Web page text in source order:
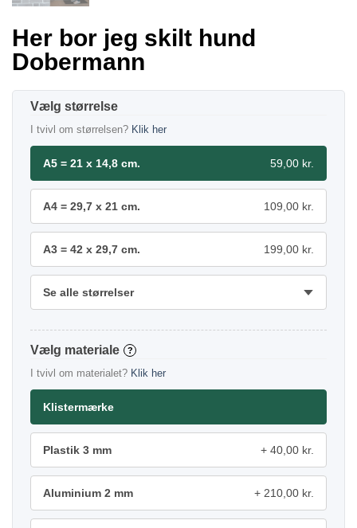
Her bor jeg skilt hund
Dobermann
størrelse
I tvivl om størrelsen? Klik her
A5 = 21 x 14,8 cm. 59,00 kr.
A4 = 29,7 x 21 cm. 109,00 kr.
A3 = 42 x 29,7 cm. 199,00 kr.
Se alle størrelser
materiale ?
I tvivl om materialet? Klik her
Klistermærke
Plastik 3 mm 40,00 kr.
Aluminium 2 mm 210,00 kr.